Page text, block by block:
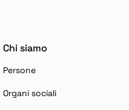
Chi siamo
Persone
Organi sociali